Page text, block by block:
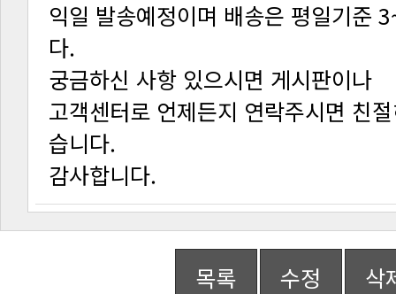
다.
궁금하신 사항 있으시면 게시판이나
습니다.
감사합니다.
목록 수정 삭